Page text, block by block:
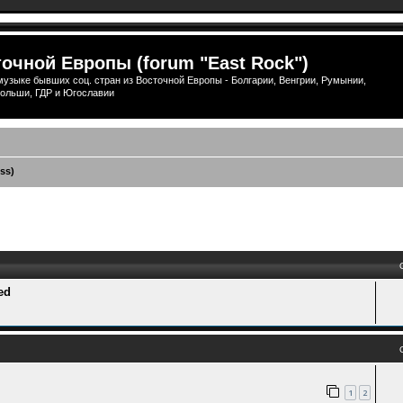
Европы (forum "East Rock")
бывших соц. стран из Восточной Европы - Болгарии, Венгрии, Румынии,
ГДР и Югославии
1 2